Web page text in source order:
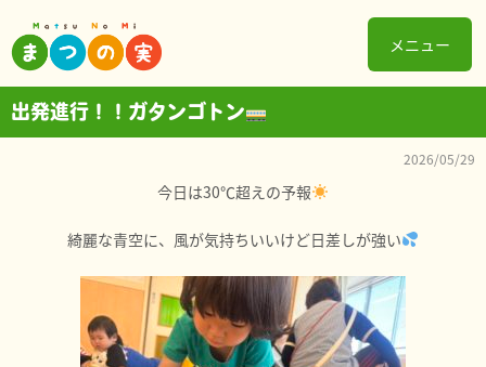
メニュー
出発進行！！ガタンゴトン
2026/05/29
今日は30℃超えの予報
綺麗な青空に、風が気持ちいいけど日差しが強い